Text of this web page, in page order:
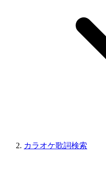
カラオケ歌詞検索